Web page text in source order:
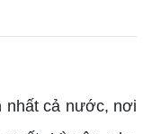
cả nước, nơi